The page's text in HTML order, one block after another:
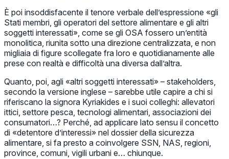
È poi insoddisfacente il tenore verbale dell’espressione «gli
Stati membri, gli operatori del settore alimentare e gli altri
soggetti interessati», come se gli OSA fossero un’entità
monolitica, riunita sotto una direzione centralizzata, e non
migliaia di figure scollegate fra loro e quotidianamente alle
prese con realtà e difficoltà una diversa dall’altra.
Quanto, poi, agli «altri soggetti interessati» – stakeholders,
secondo la versione inglese – sarebbe utile capire a chi si
riferiscano la signora Kyriakides e i suoi colleghi: allevatori
ittici, settore pesca, tecnologi alimentari, associazioni dei
consumatori…? Perché, ad applicare lato sensu il concetto
di «detentore d’interessi» nel dossier della sicurezza
alimentare, si fa presto a coinvolgere SSN, NAS, regioni,
province, comuni, vigili urbani e… chiunque.